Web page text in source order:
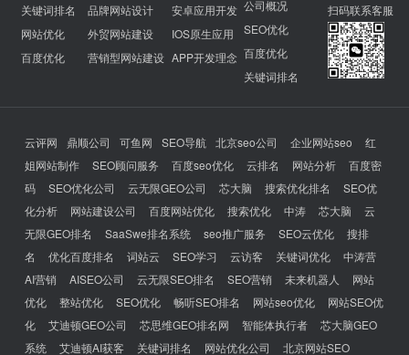
关键词排名
网站优化
百度优化
品牌网站设计
外贸网站建设
营销型网站建设
安卓应用开发
IOS原生应用
APP开发理念
公司概况
SEO优化
百度优化
关键词排名
扫码联系客服
云评网 鼎顺公司 可鱼网 SEO导航 北京seo公司 企业网站seo
红
姐网站制作
SEO顾问服务 百度seo优化 云排名 网站分析
百度密
码
SEO优化公司 云无限GEO公司 芯大脑 搜索优化排名
SEO优
化分析
网站建设公司 百度网站优化 搜索优化 中涛 芯大脑
云
无限GEO排名
SaaSwe排名系统 seo推广服务 SEO云优化
搜排
名
优化百度排名 词站云 SEO学习 云访客 关键词优化
中涛营
AI营销
AISEO公司 云无限SEO排名 SEO营销 未来机器人
网站
优化
整站优化 SEO优化 畅听SEO排名 网站seo优化
网站SEO优
化
艾迪顿GEO公司 芯思维GEO排名网 智能体执行者
芯大脑GEO
系统
艾迪顿AI获客 关键词排名 网站优化公司 北京网站SEO